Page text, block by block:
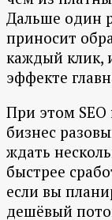
Дальше один
приносит
каждый клик,
эффекте
При этом SEO
бизнес
ждать
быстрее
если вы
дешёвый